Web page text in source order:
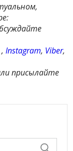
,Instagram, Viber,
присылайте